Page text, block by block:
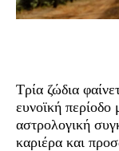
Τρία ζώδια
ευνοϊκή περίοδο
αστρολογική
καριέρα και